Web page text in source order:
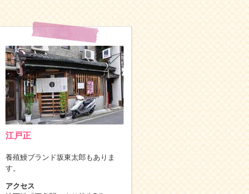
江戸正
養殖鰻ブランド坂東太郎もありま
す。
アクセス